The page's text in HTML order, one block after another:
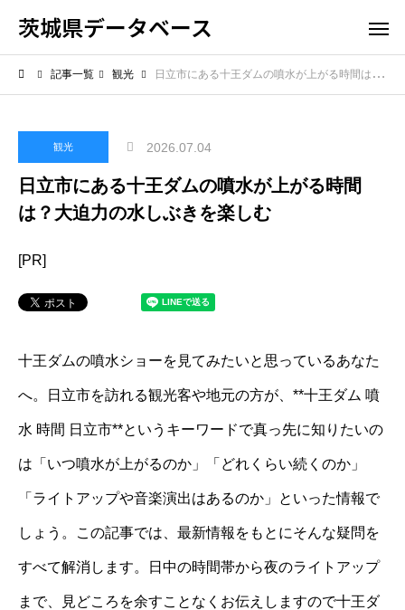
茨城県データベース
記事一覧 観光 日立市にある十王ダムの噴水が上がる時間は？大迫力の水しぶきを楽しむ
観光 2026.07.04
日立市にある十王ダムの噴水が上がる時間
は？大迫力の水しぶきを楽しむ
[PR]
十王ダムの噴水ショーを見てみたいと思っているあなた
へ。日立市を訪れる観光客や地元の方が、**十王ダム 噴
水 時間 日立市**というキーワードで真っ先に知りたいの
は「いつ噴水が上がるのか」「どれくらい続くのか」
「ライトアップや音楽演出はあるのか」といった情報で
しょう。この記事では、最新情報をもとにそんな疑問を
すべて解消します。日中の時間帯から夜のライトアップ
まで、見どころを余すことなくお伝えしますので十王ダ